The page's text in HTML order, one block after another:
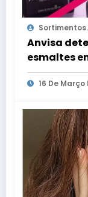
Anvisa
esmaltes
16 De Março